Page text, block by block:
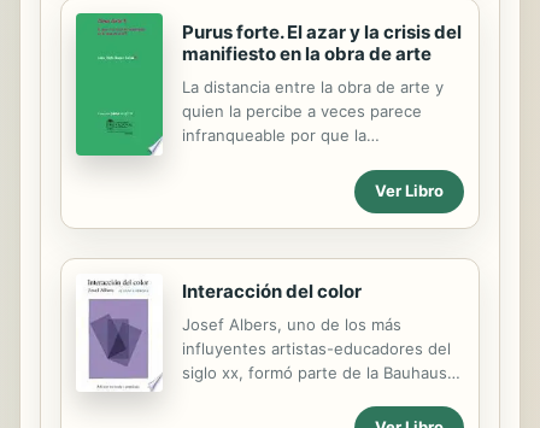
Purus forte. El azar y la crisis del
manifiesto en la obra de arte
La distancia entre la obra de arte y
quien la percibe a veces parece
infranqueable por que la
querer transmitir como mensaje no
resulta fácil. Tradicionalmente, la
obra de arte se ha apoyado en los
relatos o manifiestos que la legitimen
socialmente, especies de normas
que le permitan ser consideradas
efectivamente como obras artísticas.
El relato legitimador imperante
históricamente fue la mimesis,
Ver Libro
Interacción del color
Josef Albers, uno de los más
influyentes artistas-educadores del
siglo xx, formó parte de la Bauhaus
1933 emigró a Estados Unidos,